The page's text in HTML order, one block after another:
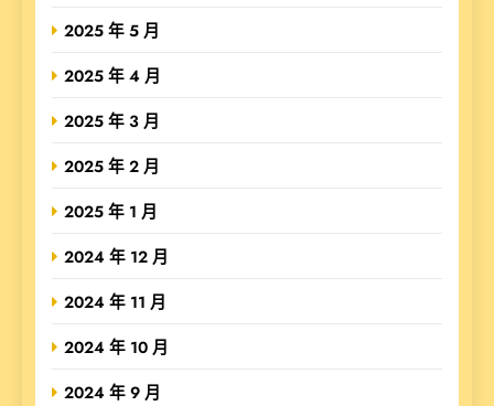
2025 年 5 月
2025 年 4 月
2025 年 3 月
2025 年 2 月
2025 年 1 月
2024 年 12 月
2024 年 11 月
2024 年 10 月
2024 年 9 月